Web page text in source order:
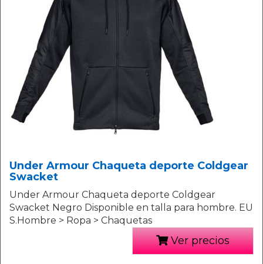
Under Armour Chaqueta deporte Coldgear
Swacket
Under Armour Chaqueta deporte Coldgear
Swacket Negro Disponible en talla para hombre. EU
S.Hombre > Ropa > Chaquetas
Ver precios